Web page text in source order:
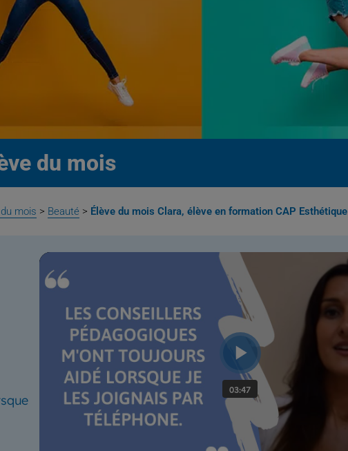
du mois
mois > Beauté > Élève du mois Clara, élève en formation CAP Esthétique